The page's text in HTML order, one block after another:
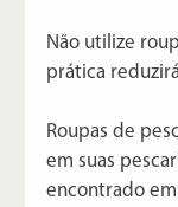
Não utilize
prática
Roupas de
em suas
encontrado